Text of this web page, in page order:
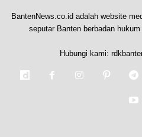
BantenNews.co.id adalah website
seputar Banten berbadan
Hubungi kami: